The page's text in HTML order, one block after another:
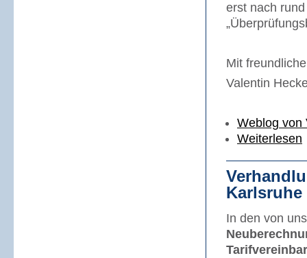
erst nach
Mit
Valentin
Weblog von
Weiterlesen
Karlsruhe
In den von